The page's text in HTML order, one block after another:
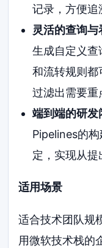
记录，方便追
灵活的查询与
生成自定义查
和流转规则都
过滤出需要重
端到端的研发
Pipelines的
定，实现从提
适用场景
适合技术团队规
用微软技术栈的